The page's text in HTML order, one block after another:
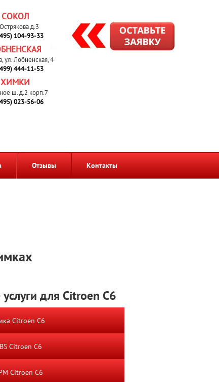
СОКОЛ
д.3
104-93-33
ул. Лобненская, 4
444-11-53
ХИМКИ
ш. д.2 корп.7
023-56-06
Отзывы Контакты
для Citroen C6
Citroen C6
Citroen C6
Citroen C6